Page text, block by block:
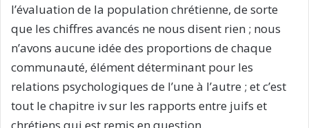
l’évaluation de la population chrétienne, de sorte
que les chiffres avancés ne nous disent rien ; nous
n’avons aucune idée des proportions de chaque
communauté, élément déterminant pour les
relations psychologiques de l’une à l’autre ; et c’est
tout le chapitre iv sur les rapports entre juifs et